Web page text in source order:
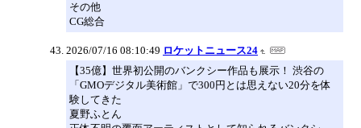
その他
CG総合
2026/07/16 08:10:49 ロケットニュース24
【35億】世界初公開のバンクシー作品も展示！ 渋谷の
「GMOデジタル美術館」で300円とは思えない20分を体
験してきた
夏野ふとん